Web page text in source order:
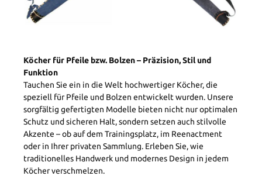
Köcher für Pfeile bzw. Bolzen – Präzision, Stil und
Funktion
Tauchen Sie ein in die Welt hochwertiger Köcher, die
speziell für Pfeile und Bolzen entwickelt wurden. Unsere
sorgfältig gefertigten Modelle bieten nicht nur optimalen
Schutz und sicheren Halt, sondern setzen auch stilvolle
Akzente – ob auf dem Trainingsplatz, im Reenactment
oder in Ihrer privaten Sammlung. Erleben Sie, wie
traditionelles Handwerk und modernes Design in jedem
Köcher verschmelzen.